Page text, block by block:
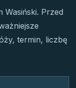
Wasiński. Przed
termin, liczbę